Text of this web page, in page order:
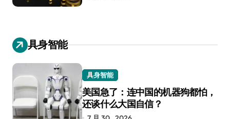
具身智能
具身智能
美国急了：连中国的机器狗都怕，
还谈什么大国自信？